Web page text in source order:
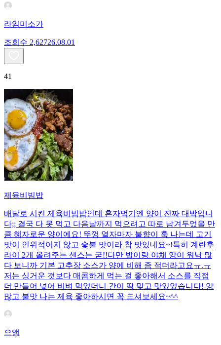
라임미소가
조회수 2,62726.08.01
41
제육비빔밥
배달로 시킨 제육비빔밥인데 혼자먹기엔 양이 진짜 대박입니
다;; 결국 다 못 먹고 다음날까지 먹으려고 따로 남겨두었을 만
큼 혜자로운 양이에요! 뚜껑 열자마자 불향이 훅 나는데 고기
맛이 인위적이지 않고 숯불 맛이라 참 맛있네요~!특히 계란후
라이 2개 올려주는 센스는 굳!! ​다만 밥이랑 야채 양이 워낙 많
다 보니까 기본 고추장 소스가 양에 비해 좀 적더라고요ㅠ.ㅠ
저는 싱거운 것보다 매콤하게 먹는 걸 좋아해서 소스를 직접
더 만들어 넣어 비벼 먹었더니 간이 딱 맞고 맛있었습니다! 양
많고 불맛 나는 제육 좋아하시면 꼭 드셔보세요~^^
으앵